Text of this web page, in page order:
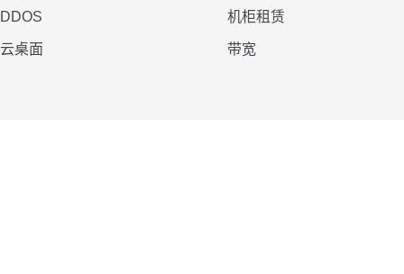
DDOS
云桌面
机柜租赁
带宽